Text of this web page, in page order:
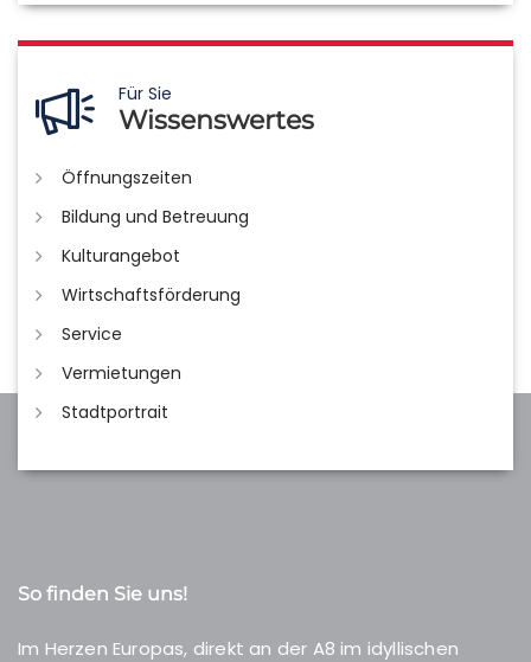
Für Sie
Wissenswertes
Öffnungszeiten
Bildung und Betreuung
Kulturangebot
Wirtschaftsförderung
Service
Vermietungen
Stadtportrait
So finden Sie uns!
Im Herzen Europas, direkt an der A8 im idyllischen